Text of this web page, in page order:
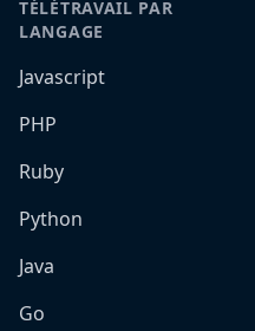
TÉLÉTRAVAIL PAR
LANGAGE
Javascript
PHP
Ruby
Python
Java
Go